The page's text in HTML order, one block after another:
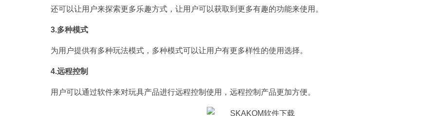
还可以让用户来探索更多乐趣方式，让用户可以获取到更多有趣的功能来使用。
3.多种模式
为用户提供有多种玩法模式，多种模式可以让用户有更多样性的使用选择。
4.远程控制
用户可以通过软件来对玩具产品进行远程控制使用，远程控制产品更加方便。